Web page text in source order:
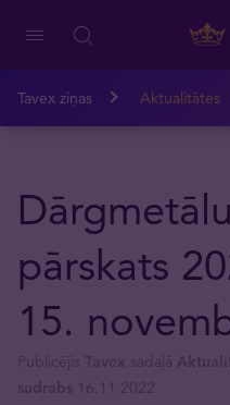
Tavex ziņas Aktualitātes
pārskats
15.